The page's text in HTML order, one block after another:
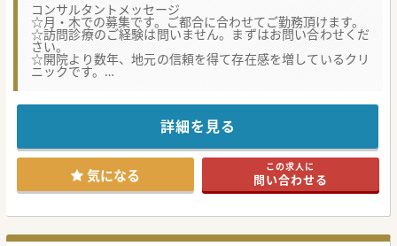
コンサルタントメッセージ
☆月・木での募集です。ご都合に合わせてご勤務頂けます。
☆訪問診療のご経験は問いません。まずはお問い合わせくだ
さい。
☆開院より数年、地元の信頼を得て存在感を増しているクリ
ニックです。
☆隔週・半日勤務のご相談可能です。
詳細を見る
気になる この求人に
問い合わせる